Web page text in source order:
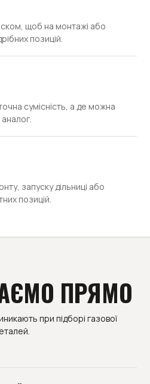
щоб на монтажі або
позицій.
сумісність, а де можна
запуску дільниці або
позицій.
ПРЯМО
при підборі газової